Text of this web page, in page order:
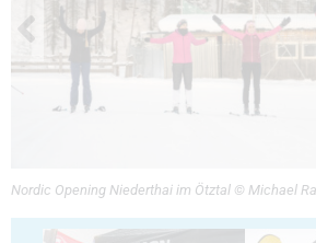
Nordic Opening Niederthai im Ötztal © Michael